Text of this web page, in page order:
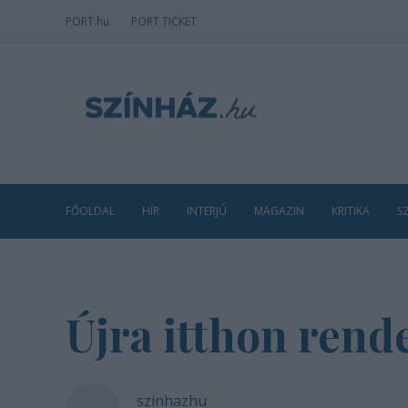
PORT.hu PORT TICKET
FŐOLDAL HÍR INTERJÚ MAGAZIN KRITIKA
Újra itthon
szinhazhu